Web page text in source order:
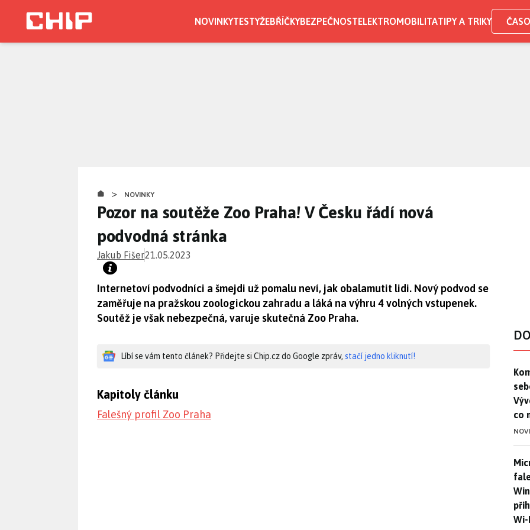
NOVINKYTESTYŽEBŘÍČKYBEZPEČNOSTELEKTROMOBILITATIPY A TRIKY
> NOVINKY
Pozor na soutěže Zoo Praha! V Česku řádí nová
podvodná stránka
Jakub Fišer21.05.2023
Internetoví podvodníci a šmejdi už pomalu neví, jak obalamutit lidi. Nový podvod se
zaměřuje na pražskou zoologickou zahradu a láká na výhru 4 volných vstupenek.
Soutěž je však nebezpečná, varuje skutečná Zoo Praha.
Líbí se vám tento článek? Přidejte si Chip.cz do Google zpráv, stačí jedno kliknutí!
Kapitoly článku
Falešný profil Zoo Praha
co
Wi-